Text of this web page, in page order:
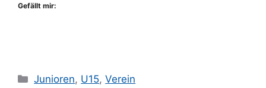
Gefällt mir:
Kategorien
Junioren, U15,Verein